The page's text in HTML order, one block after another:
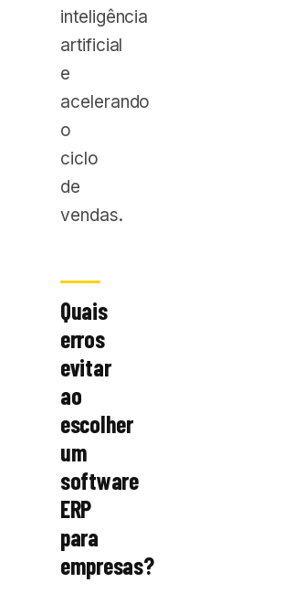
inteligência
artificial
e
acelerando
o
ciclo
de
vendas.
Quais
erros
evitar
ao
escolher
um
software
ERP
para
empresas?